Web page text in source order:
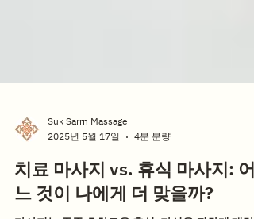
Suk Sarrn Massage
2025년 5월 17일
4분 분량